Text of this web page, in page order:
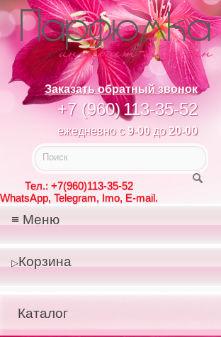
Заказать обратный звонок
+7 (960)113-35-52
ежедневно с 9-00до 20-00
Тел.: +7(960)113-35-52
WhatsApp, Telegram, Imo, E-mail.
Меню
Корзина
Каталог